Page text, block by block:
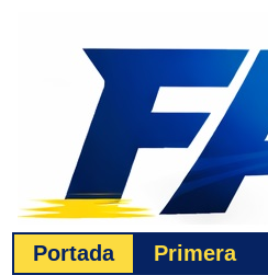
Portada Primera